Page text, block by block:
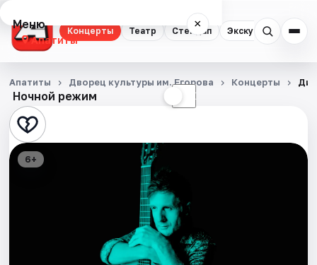
Концерты Театр Стендап Экскурсии
Меню ×
Апатиты
Концерты
Театр
Стендап
Ночной режим ☾
Апатиты Дворец культуры им. Егорова Концерты
6+